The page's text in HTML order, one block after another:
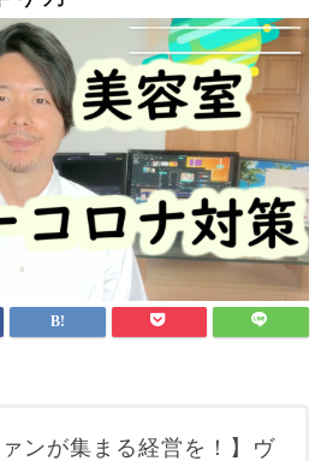
ァンが集まる経営を！】ヴ